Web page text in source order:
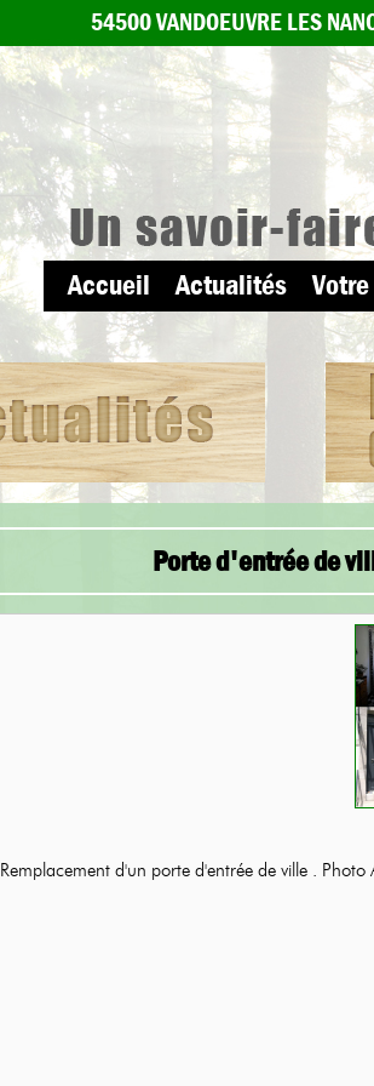
54500 VANDOEUVRE LES
Accueil Actualités
Porte d'entrée de
Remplacement d'un porte d'entrée de ville . Photo